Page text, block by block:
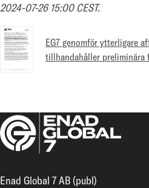
2024-07-26 15:00 CEST.
EG7 genomför ytterligare
tillhandahåller
Enad Global 7 AB (publ)